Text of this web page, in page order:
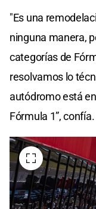
"Es una
ninguna manera,
categorías de
resolvamos lo
autódromo está
Fórmula 1”, confía.